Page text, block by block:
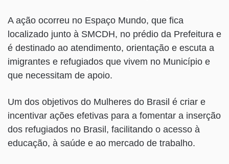
A ação ocorreu no Espaço Mundo, que fica
localizado junto à SMCDH, no prédio da Prefeitura e
é destinado ao atendimento, orientação e escuta a
imigrantes e refugiados que vivem no Município e
que necessitam de apoio.
Um dos objetivos do Mulheres do Brasil é criar e
incentivar ações efetivas para a fomentar a inserção
dos refugiados no Brasil, facilitando o acesso à
educação, à saúde e ao mercado de trabalho.